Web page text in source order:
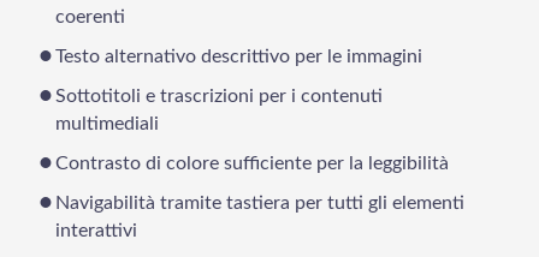
coerenti
Testo alternativo descrittivo per le immagini
Sottotitoli e trascrizioni per i contenuti
multimediali
Contrasto di colore sufficiente per la leggibilità
Navigabilità tramite tastiera per tutti gli elementi
interattivi